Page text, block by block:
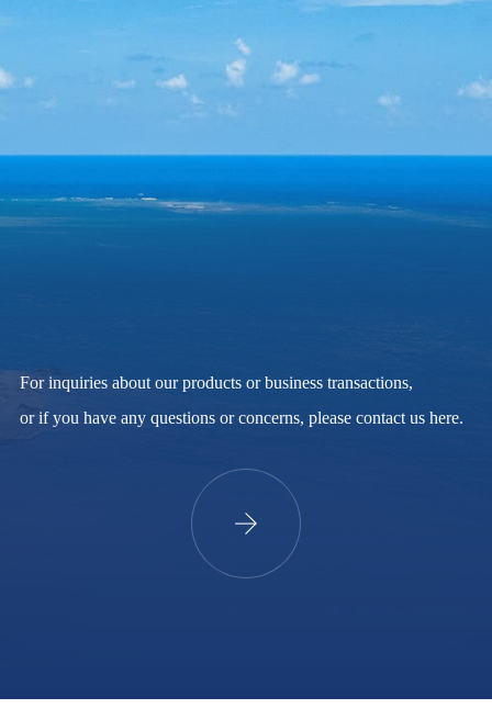
For inquiries about our products or business transactions,
or if you have any questions or concerns, please contact us here.